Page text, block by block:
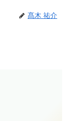
髙木 祐介